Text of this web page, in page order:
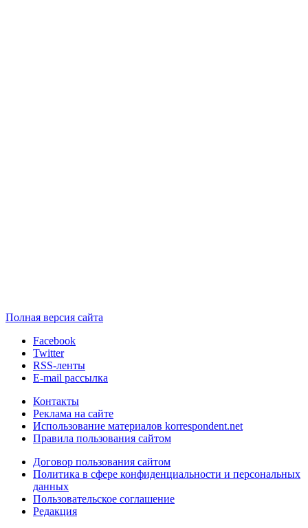
Полная версия сайта
Facebook
Twitter
RSS-ленты
E-mail рассылка
Контакты
Реклама на сайте
Использование материалов korrespondent.net
Правила пользования сайтом
Договор пользования сайтом
Политика в сфере конфиденциальности и персональных
данных
Пользовательское соглашение
Редакция